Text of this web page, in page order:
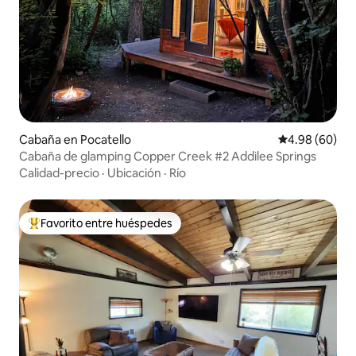
Cabaña en Pocatello Calificación
4.98 (60)
Cabaña de glamping Copper Creek #2 Addilee Springs
Calidad-precio · Ubicación · Río
Favorito entre huéspedes preferido
Favorito entre huéspedes